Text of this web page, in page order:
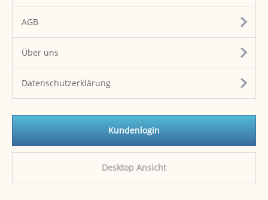
AGB
Über uns
Datenschutzerklärung
Kundenlogin
Desktop Ansicht